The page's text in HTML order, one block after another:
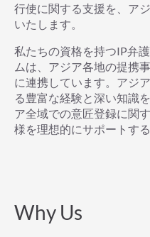
行使に関する支援を、ア
いたします。
私たちの資格を持つIP弁
ムは、アジア各地の提携
に連携しています。アジ
る豊富な経験と深い知識
ア全域での意匠登録に関
様を理想的にサポートす
Why Us